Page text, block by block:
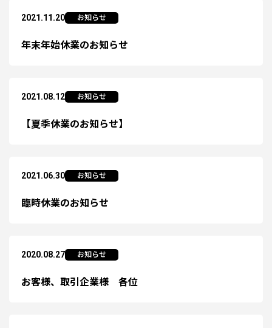
2021.11.20 お知らせ
年末年始休業のお知らせ
2021.08.12 お知らせ
【夏季休業のお知らせ】
2021.06.30 お知らせ
臨時休業のお知らせ
2020.08.27 お知らせ
お客様、取引企業様 各位